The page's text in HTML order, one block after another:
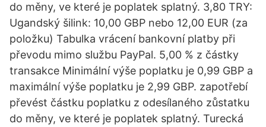
do měny, ve které je poplatek splatný. 3,80 TRY:
Ugandský šilink: 10,00 GBP nebo 12,00 EUR (za
položku) Tabulka vrácení bankovní platby při
převodu mimo službu PayPal. 5,00 % z částky
transakce Minimální výše poplatku je 0,99 GBP a
maximální výše poplatku je 2,99 GBP. zapotřebí
převést částku poplatku z odesílaného zůstatku
do měny, ve které je poplatek splatný. Turecká